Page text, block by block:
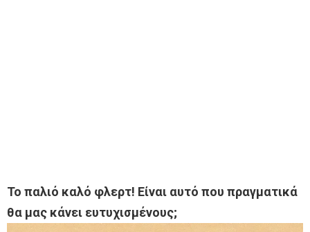
Το παλιό καλό φλερτ! Είναι αυτό που πραγματικά
θα μας κάνει ευτυχισμένους;